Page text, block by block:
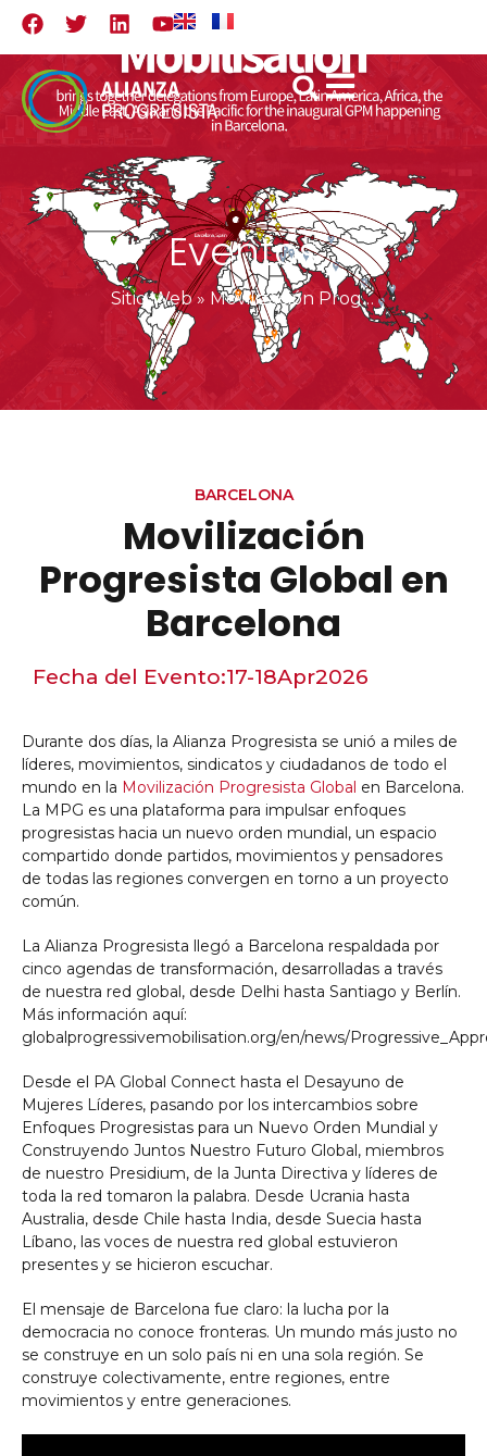
Eventos
Sitio Web» Movilización Progresista Global en Barcelona
BARCELONA
Movilización
Progresista Global en
Barcelona
Fecha del Evento:17-18Apr2026
Durante dos días, la Alianza Progresista se unió a miles de
líderes, movimientos, sindicatos y ciudadanos de todo el
mundo en la Movilización Progresista Global en Barcelona.
La MPG es una plataforma para impulsar enfoques
progresistas hacia un nuevo orden mundial, un espacio
compartido donde partidos, movimientos y pensadores
de todas las regiones convergen en torno a un proyecto
común.
La Alianza Progresista llegó a Barcelona respaldada por
cinco agendas de transformación, desarrolladas a través
de nuestra red global, desde Delhi hasta Santiago y Berlín.
Más información aquí:
globalprogressivemobilisation.org/en/news/
Desde el PA Global Connect hasta el Desayuno de
Mujeres Líderes, pasando por los intercambios sobre
Enfoques Progresistas para un Nuevo Orden Mundial y
Construyendo Juntos Nuestro Futuro Global, miembros
de nuestro Presidium, de la Junta Directiva y líderes de
toda la red tomaron la palabra. Desde Ucrania hasta
Australia, desde Chile hasta India, desde Suecia hasta
Líbano, las voces de nuestra red global estuvieron
presentes y se hicieron escuchar.
El mensaje de Barcelona fue claro: la lucha por la
democracia no conoce fronteras. Un mundo más justo no
se construye en un solo país ni en una sola región. Se
construye colectivamente, entre regiones, entre
movimientos y entre generaciones.